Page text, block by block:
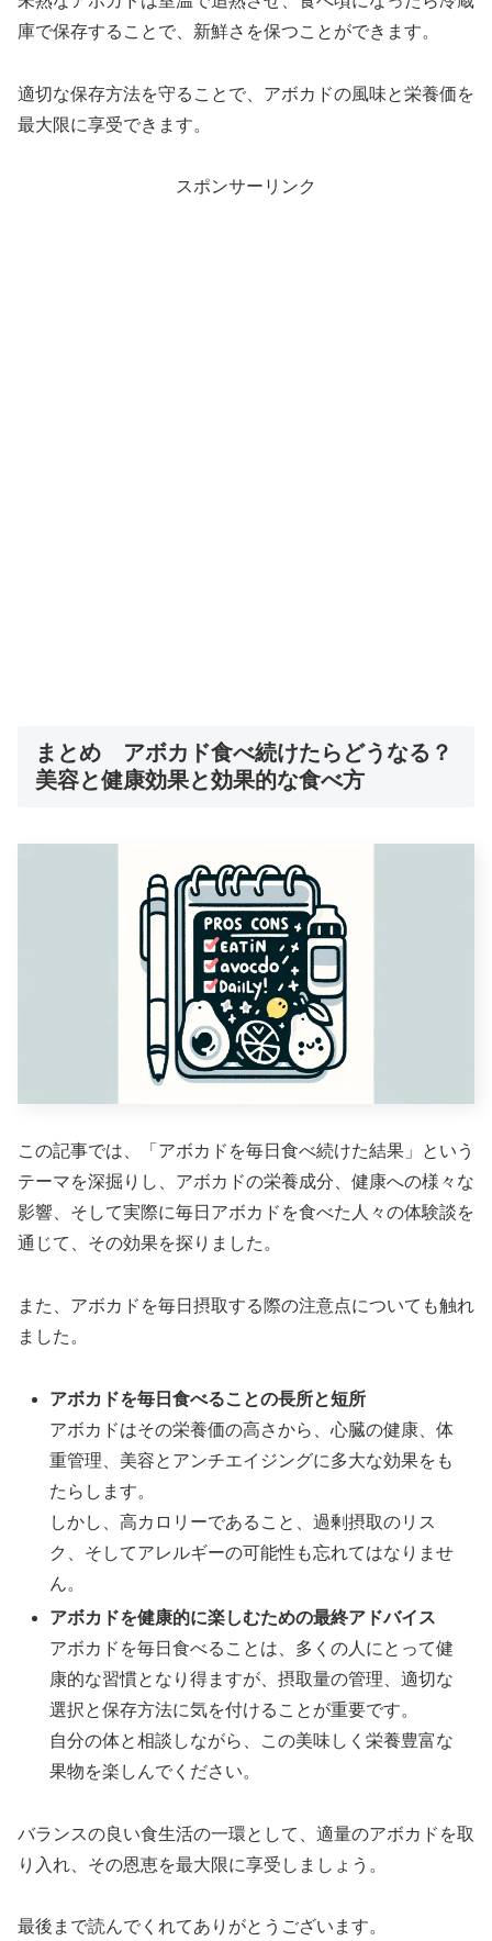
庫で保存することで、新鮮さを保つことができます。
適切な保存方法を守ることで、アボカドの風味と栄養価を
最大限に享受できます。
スポンサーリンク
まとめ アボカド食べ続けたらどうなる？
美容と健康効果と効果的な食べ方
この記事では、「アボカドを毎日食べ続けた結果」という
テーマを深掘りし、アボカドの栄養成分、健康への様々な
影響、そして実際に毎日アボカドを食べた人々の体験談を
通じて、その効果を探りました。
また、アボカドを毎日摂取する際の注意点についても触れ
ました。
アボカドを毎日食べることの長所と短所
アボカドはその栄養価の高さから、心臓の健康、体
重管理、美容とアンチエイジングに多大な効果をも
たらします。
しかし、高カロリーであること、過剰摂取のリス
ク、そしてアレルギーの可能性も忘れてはなりませ
ん。
アボカドを健康的に楽しむための最終アドバイス
アボカドを毎日食べることは、多くの人にとって健
康的な習慣となり得ますが、摂取量の管理、適切な
選択と保存方法に気を付けることが重要です。
自分の体と相談しながら、この美味しく栄養豊富な
果物を楽しんでください。
バランスの良い食生活の一環として、適量のアボカドを取
り入れ、その恩恵を最大限に享受しましょう。
最後まで読んでくれてありがとうございます。